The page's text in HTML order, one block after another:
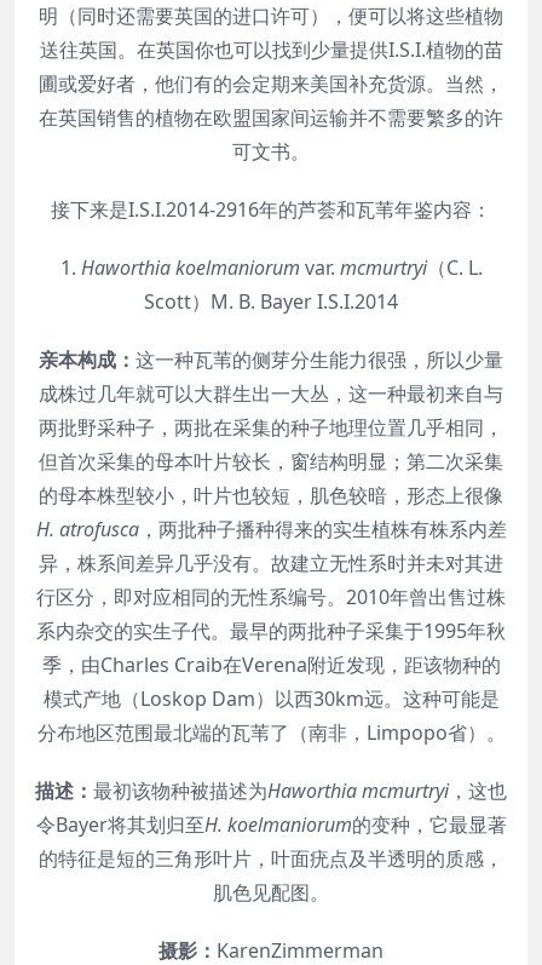
明（同时还需要英国的进口许可），便可以将这些植物
送往英国。在英国你也可以找到少量提供I.S.I.植物的苗
圃或爱好者，他们有的会定期来美国补充货源。当然，
在英国销售的植物在欧盟国家间运输并不需要繁多的许
可文书。
接下来是I.S.I.2014-2916年的芦荟和瓦苇年鉴内容：
1. Haworthia koelmaniorum var. mcmurtryi（C. L.
Scott）M. B. Bayer I.S.I.2014
亲本构成： 这一种瓦苇的侧芽分生能力很强，所以少量
成株过几年就可以大群生出一大丛，这一种最初来自与
两批野采种子，两批在采集的种子地理位置几乎相同，
但首次采集的母本叶片较长，窗结构明显；第二次采集
的母本株型较小，叶片也较短，肌色较暗，形态上很像
H. atrofusca，两批种子播种得来的实生植株有株系内差
异，株系间差异几乎没有。故建立无性系时并未对其进
行区分，即对应相同的无性系编号。2010年曾出售过株
系内杂交的实生子代。最早的两批种子采集于1995年秋
季，由Charles Craib在Verena附近发现，距该物种的
模式产地（Loskop Dam）以西30km远。这种可能是
分布地区范围最北端的瓦苇了（南非，Limpopo省）。
描述： 最初该物种被描述为Haworthia mcmurtryi，这也
令Bayer将其划归至H. koelmaniorum的变种，它最显著
的特征是短的三角形叶片，叶面疣点及半透明的质感，
肌色见配图。
摄影： KarenZimmerman